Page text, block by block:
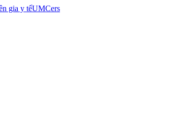
gia y tếUMCers